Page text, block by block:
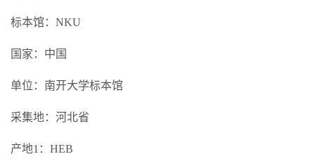
标本馆：NKU
国家：中国
单位：南开大学标本馆
采集地：河北省
产地1：HEB